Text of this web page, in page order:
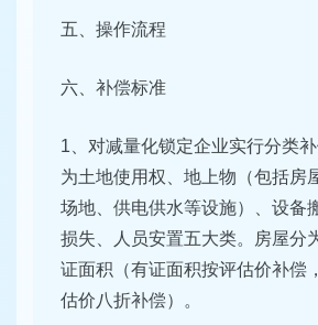
五、操作流程
六、补偿标准
1、对减量化锁定企业实行分类
为土地使用权、地上物（包括房
场地、供电供水等设施）、设备
损失、人员安置五大类。房屋分
证面积（有证面积按评估价补偿
估价八折补偿）。